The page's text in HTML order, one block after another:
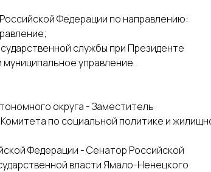
Федерации по направлению:
службы при Президенте
управление.
округа - Заместитель
по социальной политике и
Федерации - Сенатор Российской
власти Ямало-Ненецкого